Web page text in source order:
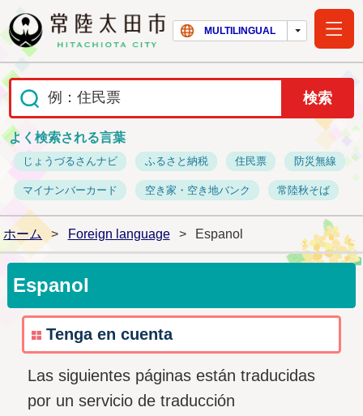
常陸太田市ホー
MULTILINGUAL
よく検索される言葉
じょうづるさんナビ ふるさと納税 住民票 防災無線
マイナンバーカード 空き家・空き地バンク 常陸秋そば
ホーム > Foreign language > Espanol
Espanol
Tenga en cuenta
Las siguientes páginas están traducidas
por un servicio de traducción